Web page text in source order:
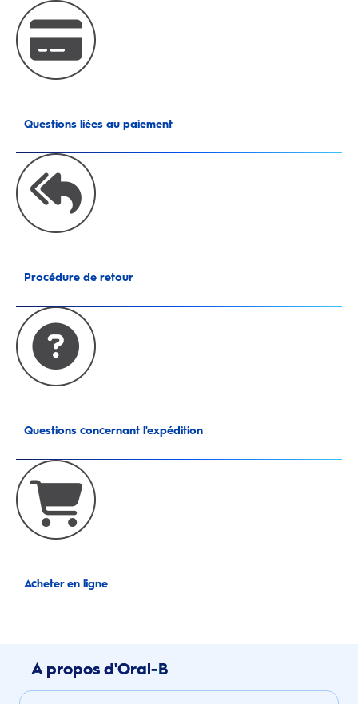
Questions liées au paiement
Procédure de retour
Questions concernant l'expédition
Acheter en ligne
A propos d'Oral-B